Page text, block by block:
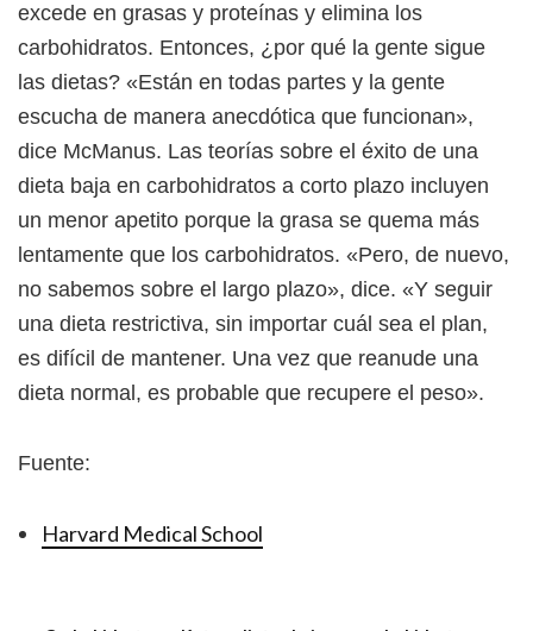
excede en grasas y proteínas y elimina los
carbohidratos. Entonces, ¿por qué la gente sigue
las dietas? «Están en todas partes y la gente
escucha de manera anecdótica que funcionan»,
dice McManus. Las teorías sobre el éxito de una
dieta baja en carbohidratos a corto plazo incluyen
un menor apetito porque la grasa se quema más
lentamente que los carbohidratos. «Pero, de nuevo,
no sabemos sobre el largo plazo», dice. «Y seguir
una dieta restrictiva, sin importar cuál sea el plan,
es difícil de mantener. Una vez que reanude una
dieta normal, es probable que recupere el peso».
Fuente:
Harvard Medical School